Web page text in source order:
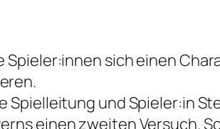
sich einen
Spielleitung und Spieler:in
einen zweiten Versuch.